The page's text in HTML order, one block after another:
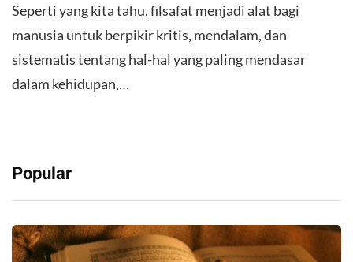
Seperti yang kita tahu, filsafat menjadi alat bagi
manusia untuk berpikir kritis, mendalam, dan
sistematis tentang hal-hal yang paling mendasar
dalam kehidupan,…
Popular